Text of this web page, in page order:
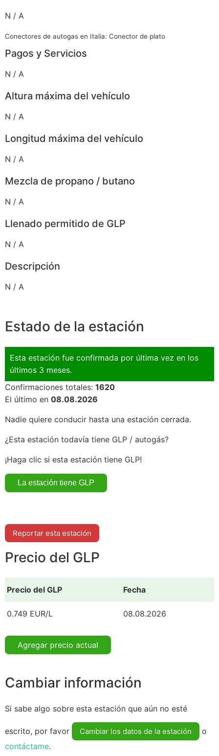
N / A
Conectores de autogas en Italia: Conector de plato
Pagos y Servicios
N / A
Altura máxima del vehículo
N / A
Longitud máxima del vehículo
N / A
Mezcla de propano / butano
N / A
Llenado permitido de GLP
N / A
Descripción
N / A
Estado de la estación
Esta estación fue confirmada por última vez en los
últimos 3 meses.
Confirmaciones totales: 1620
El último en 08.08.2026
Nadie quiere conducir hasta una estación cerrada.
¿Esta estación todavía tiene GLP / autogás?
¡Haga clic si esta estación tiene GLP!
Reportar esta estación
Precio del GLP
Precio del GLP Fecha
0.749 EUR/L 08.08.2026
Agregar precio actual
Cambiar información
Si sabe algo sobre esta estación que aún no esté
escrito, por favor Cambiar los datos de la estación
o
contáctame.